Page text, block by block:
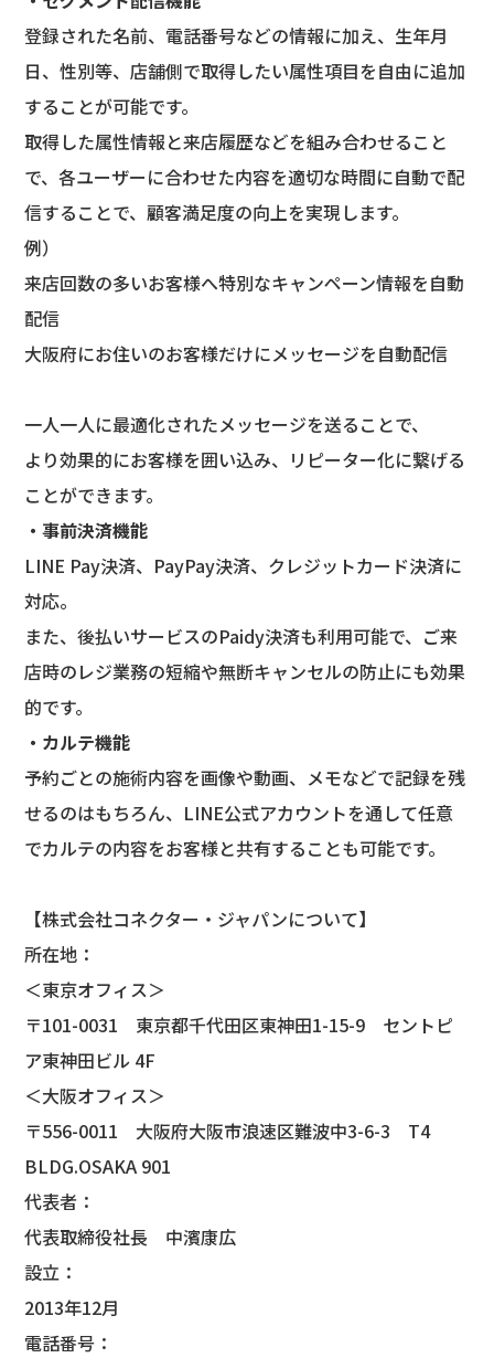
登録された名前、電話番号などの情報に加え、生年月
日、性別等、店舗側で取得したい属性項目を自由に追加
することが可能です。
取得した属性情報と来店履歴などを組み合わせること
で、各ユーザーに合わせた内容を適切な時間に自動で配
信することで、顧客満足度の向上を実現します。
例）
来店回数の多いお客様へ特別なキャンペーン情報を自動
配信
大阪府にお住いのお客様だけにメッセージを自動配信
一人一人に最適化されたメッセージを送ることで、
より効果的にお客様を囲い込み、リピーター化に繋げる
ことができます。
・事前決済機能
LINE Pay決済、PayPay決済、クレジットカード決済に
対応。
また、後払いサービスのPaidy決済も利用可能で、ご来
店時のレジ業務の短縮や無断キャンセルの防止にも効果
的です。
・カルテ機能
予約ごとの施術内容を画像や動画、メモなどで記録を残
せるのはもちろん、LINE公式アカウントを通して任意
でカルテの内容をお客様と共有することも可能です。
【株式会社コネクター・ジャパンについて】
所在地：
＜東京オフィス＞
〒101-0031 東京都千代田区東神田1-15-9 セントピ
ア東神田ビル 4F
＜大阪オフィス＞
〒556-0011 大阪府大阪市浪速区難波中3-6-3 T4
BLDG.OSAKA 901
代表者：
代表取締役社長 中濱康広
設立：
2013年12月
電話番号：